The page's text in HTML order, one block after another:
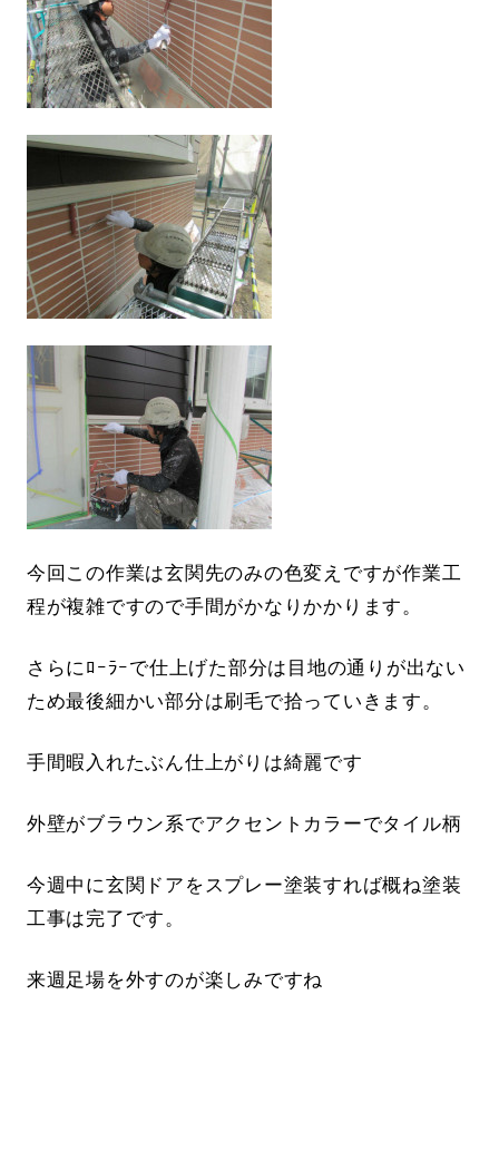
今回この作業は玄関先のみの色変えですが作業工
程が複雑ですので手間がかなりかかります。
さらにﾛｰﾗｰで仕上げた部分は目地の通りが出ない
ため最後細かい部分は刷毛で拾っていきます。
手間暇入れたぶん仕上がりは綺麗です
外壁がブラウン系でアクセントカラーでタイル柄
今週中に玄関ドアをスプレー塗装すれば概ね塗装
工事は完了です。
来週足場を外すのが楽しみですね